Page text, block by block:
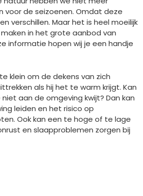
voor de seizoenen. Omdat deze
verschillen. Maar het is heel moeilijk
in het grote aanbod van
informatie hopen wij je een handje
klein om de dekens van zich
als hij het te warm krijgt. Kan
aan de omgeving kwijt? Dan kan
leiden en het risico op
Ook kan een te hoge of te lage
en slaapproblemen zorgen bij